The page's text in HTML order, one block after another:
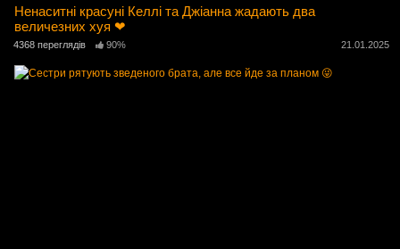
Ненаситні красуні Келлі та Джіанна жадають два
величезних хуя ❤
4368 переглядів 90% 21.01.2025